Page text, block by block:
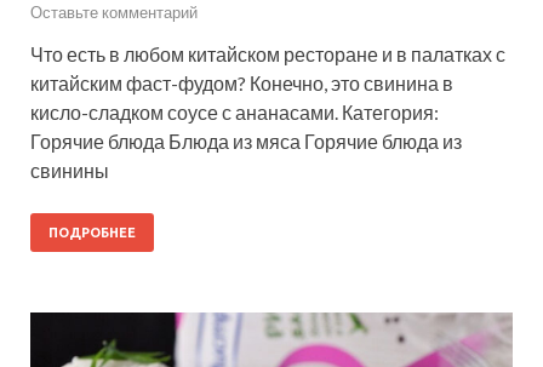
Оставьте комментарий
Что есть в любом китайском ресторане и в палатках с
китайским фаст-фудом? Конечно, это свинина в
кисло-сладком соусе с ананасами. Категория:
Горячие блюда Блюда из мяса Горячие блюда из
свинины
ПОДРОБНЕЕ